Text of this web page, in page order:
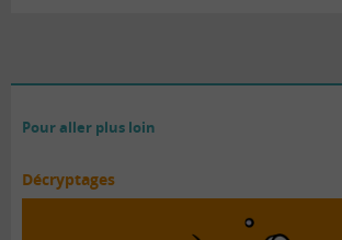
Pour aller plus loin
Décryptages